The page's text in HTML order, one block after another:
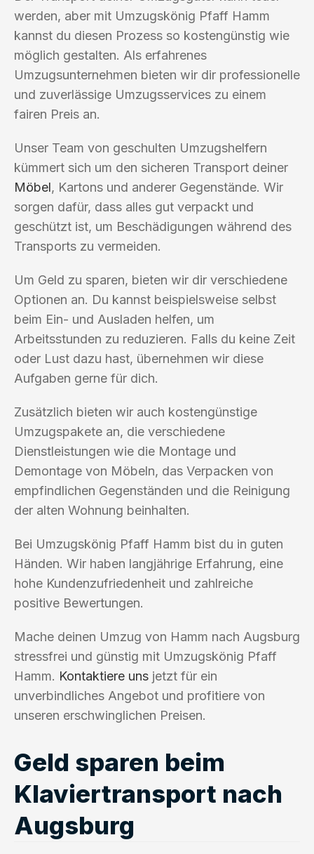
werden, aber mit Umzugskönig Pfaff Hamm
kannst du diesen Prozess so kostengünstig wie
möglich gestalten. Als erfahrenes
Umzugsunternehmen bieten wir dir professionelle
und zuverlässige Umzugsservices zu einem
fairen Preis an.
Unser Team von geschulten Umzugshelfern
kümmert sich um den sicheren Transport deiner
Möbel, Kartons und anderer Gegenstände. Wir
sorgen dafür, dass alles gut verpackt und
geschützt ist, um Beschädigungen während des
Transports zu vermeiden.
Um Geld zu sparen, bieten wir dir verschiedene
Optionen an. Du kannst beispielsweise selbst
beim Ein- und Ausladen helfen, um
Arbeitsstunden zu reduzieren. Falls du keine Zeit
oder Lust dazu hast, übernehmen wir diese
Aufgaben gerne für dich.
Zusätzlich bieten wir auch kostengünstige
Umzugspakete an, die verschiedene
Dienstleistungen wie die Montage und
Demontage von Möbeln, das Verpacken von
empfindlichen Gegenständen und die Reinigung
der alten Wohnung beinhalten.
Bei Umzugskönig Pfaff Hamm bist du in guten
Händen. Wir haben langjährige Erfahrung, eine
hohe Kundenzufriedenheit und zahlreiche
positive Bewertungen.
Mache deinen Umzug von Hamm nach Augsburg
stressfrei und günstig mit Umzugskönig Pfaff
Hamm. Kontaktiere uns jetzt für ein
unverbindliches Angebot und profitiere von
unseren erschwinglichen Preisen.
Geld sparen beim
Klaviertransport nach
Augsburg